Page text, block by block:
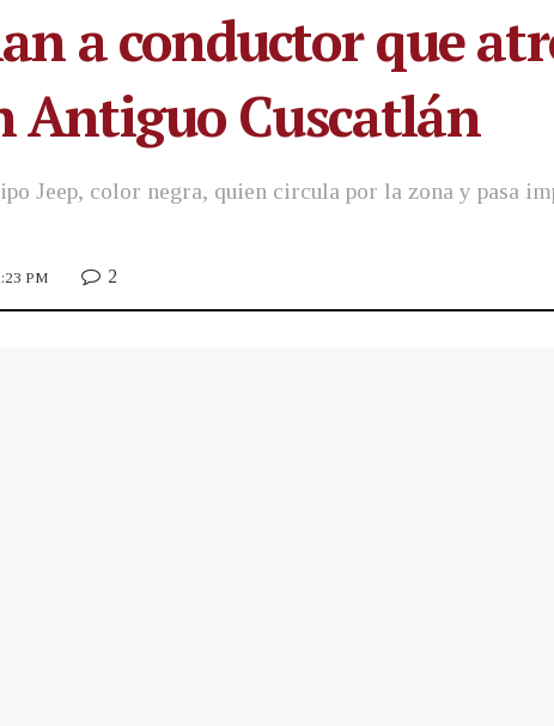
a conductor que
Antiguo Cuscatlán
Jeep, color negra, quien circula por la zona y pasa
PM 2